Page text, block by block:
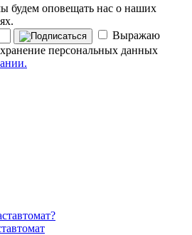
будем оповещать нас о наших
Выражаю
персональных данных